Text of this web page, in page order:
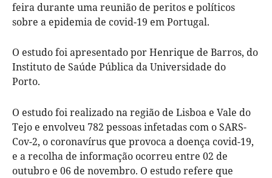
feira durante uma reunião de peritos e políticos
sobre a epidemia de covid-19 em Portugal.
O estudo foi apresentado por Henrique de Barros, do
Instituto de Saúde Pública da Universidade do
Porto.
O estudo foi realizado na região de Lisboa e Vale do
Tejo e envolveu 782 pessoas infetadas com o SARS-
Cov-2, o coronavírus que provoca a doença covid-19,
e a recolha de informação ocorreu entre 02 de
outubro e 06 de novembro. O estudo refere que